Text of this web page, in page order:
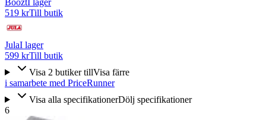
BooztI lager
519 krTill butik
JulaI lager
599 krTill butik
Visa 2 butiker tillVisa färre
i samarbete med PriceRunner
Visa alla specifikationerDölj specifikationer
6